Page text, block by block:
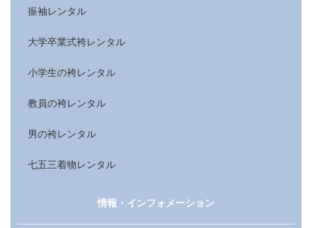
振袖レンタル
大学卒業式袴レンタル
小学生の袴レンタル
教員の袴レンタル
男の袴レンタル
七五三着物レンタル
情報・インフォメーション